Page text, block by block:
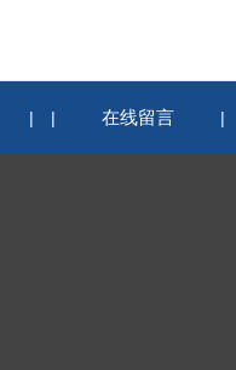
| | 在线留言 |